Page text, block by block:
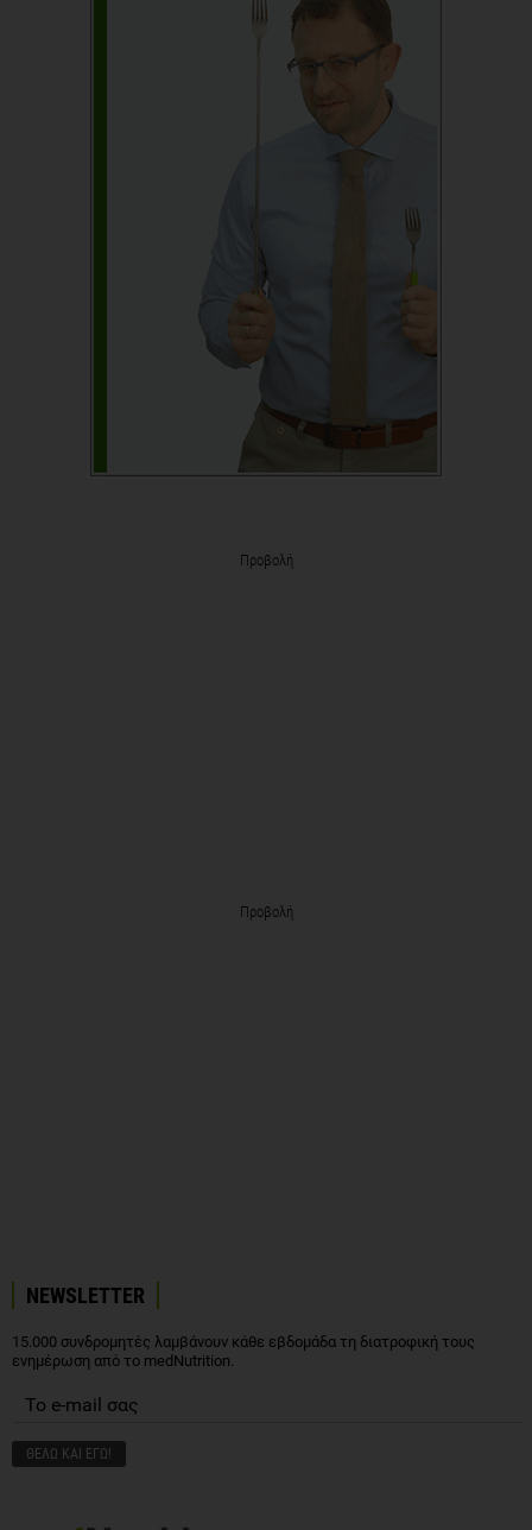
Προβολή
Προβολή
NEWSLETTER
15.000 συνδρομητές λαμβάνουν κάθε εβδομάδα τη διατροφική τους
ενημέρωση από το medNutrition.